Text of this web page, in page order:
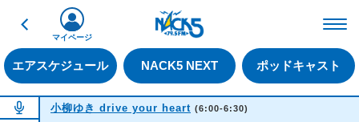
戻る
エアスケジュール NACK5 NEXT ポッドキャスト
マイページ
NOW ON AIR
小柳ゆき drive your heart (6:00-6:30)